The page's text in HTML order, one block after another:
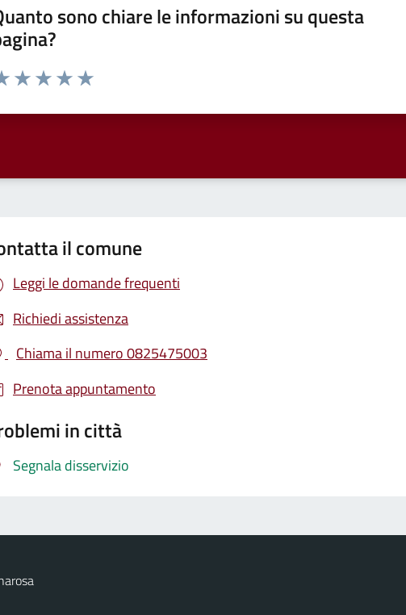
sono chiare le informazioni su questa
da 1 a 5 stelle la pagina
il comune
Leggi le domande frequenti
Richiedi assistenza
Chiama il numero 0825475003
Prenota appuntamento
in città
Segnala disservizio